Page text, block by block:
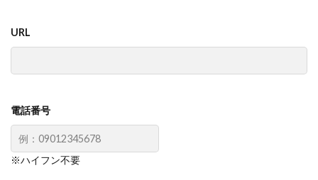
URL
電話番号
※ハイフン不要